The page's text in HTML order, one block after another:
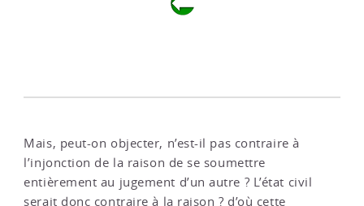
Mais, peut-on objecter, n’est-il pas contraire à
l’injonction de la raison de se soumettre
entièrement au jugement d’un autre ? L’état civil
serait donc contraire à la raison ? d’où cette